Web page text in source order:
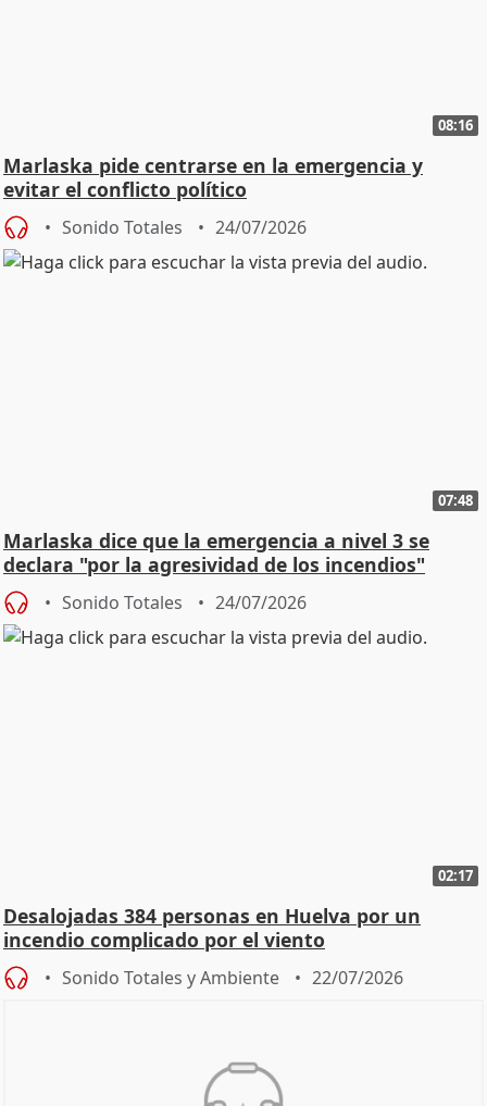
08:16
Marlaska pide centrarse en la emergencia y
evitar el conflicto político
Sonido Totales 24/07/2026
07:48
Marlaska dice que la emergencia a nivel 3 se
declara "por la agresividad de los incendios"
Sonido Totales 24/07/2026
02:17
Desalojadas 384 personas en Huelva por un
incendio complicado por el viento
Sonido Totales y Ambiente 22/07/2026